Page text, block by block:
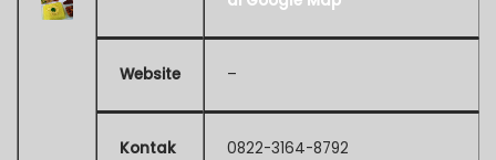
Website –
Kontak 0822-3164-8792